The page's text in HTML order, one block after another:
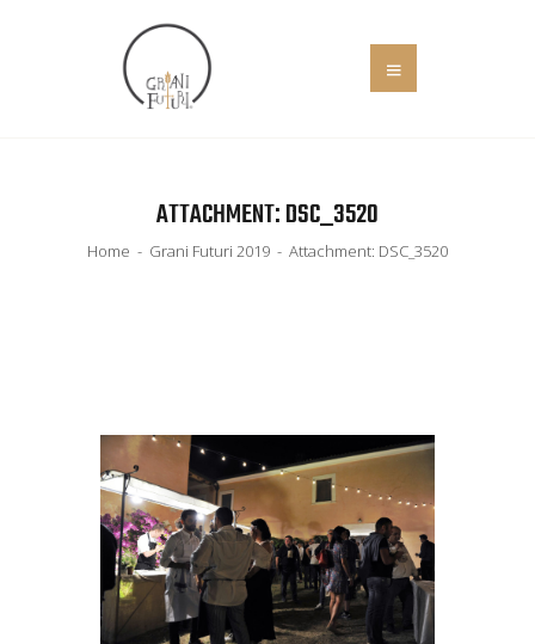
ATTACHMENT: DSC_3520
Home Grani Futuri 2019 Attachment: DSC_3520
EVENTI